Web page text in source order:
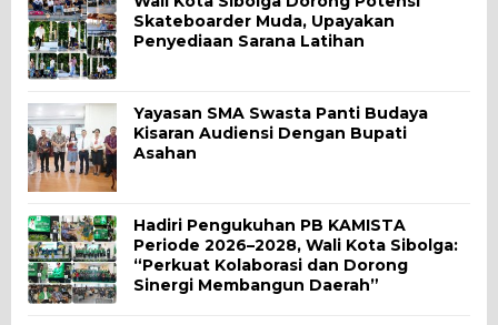
Skateboarder Muda, Upayakan
Penyediaan Sarana Latihan
Yayasan SMA Swasta Panti Budaya
Kisaran Audiensi Dengan Bupati
Asahan
Hadiri Pengukuhan PB KAMISTA
Periode 2026–2028, Wali Kota Sibolga:
“Perkuat Kolaborasi dan Dorong
Sinergi Membangun Daerah”